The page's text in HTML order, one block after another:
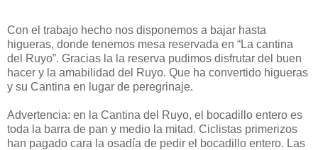
Con el trabajo hecho nos disponemos a bajar hasta
higueras, donde tenemos mesa reservada en “La cantina
del Ruyo”. Gracias la la reserva pudimos disfrutar del buen
hacer y la amabilidad del Ruyo. Que ha convertido higueras
y su Cantina en lugar de peregrinaje.
Advertencia: en la Cantina del Ruyo, el bocadillo entero es
toda la barra de pan y medio la mitad. Ciclistas primerizos
han pagado cara la osadía de pedir el bocadillo entero. Las